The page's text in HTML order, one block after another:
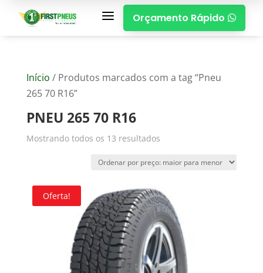
a Orçamento Rápido 
Início / Produtos marcados com a tag “Pneu
265 70 R16”
PNEU 265 70 R16
Mostrando todos os 13 resultados
Oferta!